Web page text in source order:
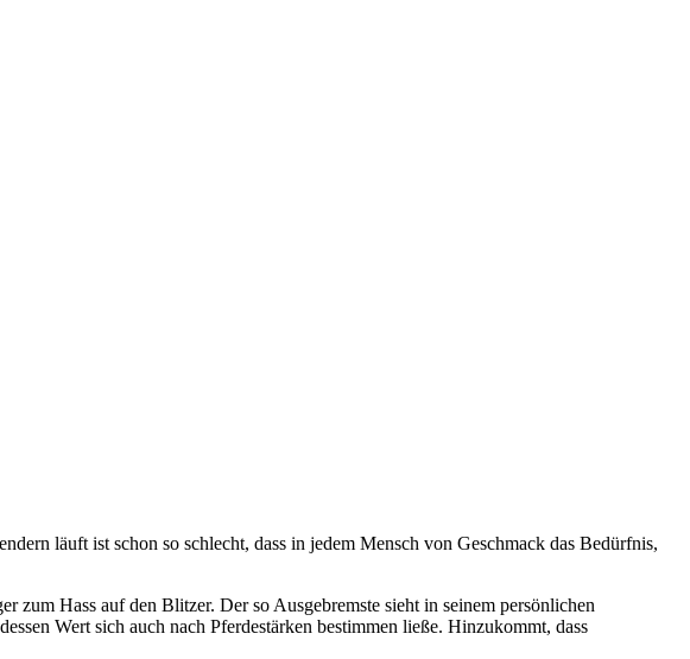
läuft ist schon so schlecht, dass in jedem Mensch von Geschmack das Bedürfnis,
zum Hass auf den Blitzer. Der so Ausgebremste sieht in seinem persönlichen
Wert sich auch nach Pferdestärken bestimmen ließe. Hinzukommt, dass